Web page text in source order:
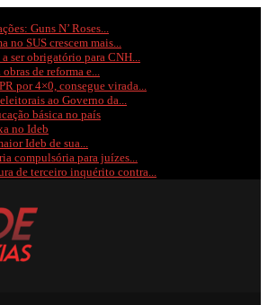
Guns N’ Roses...
no SUS crescem mais...
ser obrigatório para CNH...
de reforma e...
por 4×0, consegue virada...
ao Governo da...
básica no país
no Ideb
Ideb de sua...
compulsória para juízes...
de terceiro inquérito contra...